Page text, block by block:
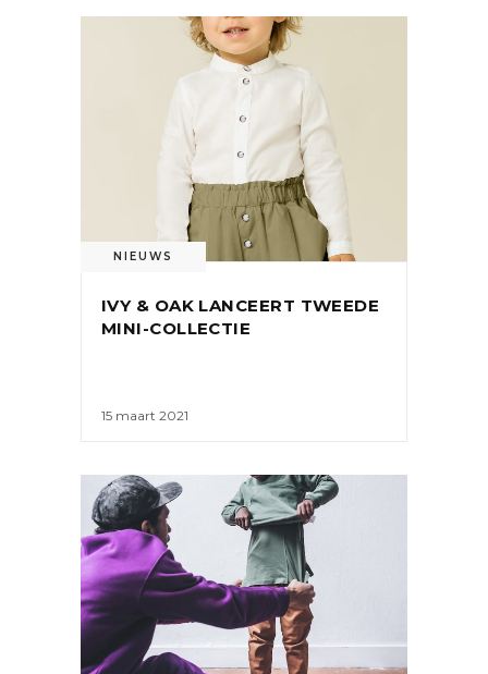
NIEUWS
IVY & OAK LANCEERT TWEEDE
MINI-COLLECTIE
15 maart 2021